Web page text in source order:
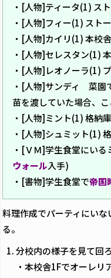
・[人物]ティータ(1) ス
・[人物]フィー(1) スト
・[人物]カイリ(1) 本校
・[人物]セレスタン(1)
・[人物]レオノーラ(1)
・[人物]サンディ 菜園
苗を渡していた場合、
・[人物]ミント(1) 格納
・[人物]シュミット(1)
・[ＶＭ]学生食堂にい
ウォール入手)
・[書物]学生食堂で帝国
料理作成でパーティにい
る。
分校内の様子を見て回
・本校舎1Fでオーレリ